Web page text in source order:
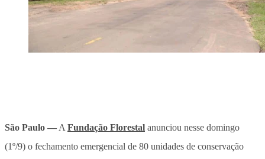
São Paulo — A Fundação Florestal anunciou nesse domingo
(1º/9) o fechamento emergencial de 80 unidades de conservação